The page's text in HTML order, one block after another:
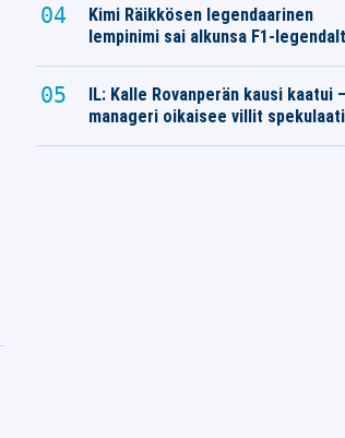
Kimi Räikkösen legendaarinen
lempinimi sai alkunsa F1-
IL: Kalle Rovanperän kausi kaatui –
manageri oikaisee villit